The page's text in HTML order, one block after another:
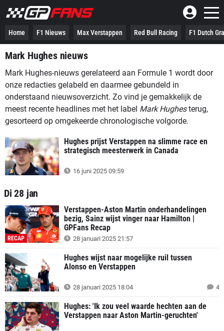
Home F1 Nieuws Max Verstappen Red Bull Racing F1 Dutch
Mark Hughes nieuws
Mark Hughes-nieuws gerelateerd aan Formule 1 wordt door
onze redacties gelabeld en daarmee gebundeld in
onderstaand nieuwsoverzicht. Zo vind je gemakkelijk de
meest recente headlines met het label Mark Hughesterug,
gesorteerd op omgekeerde chronologische volgorde.
Hughes prijst Verstappen na slimme race en
strategisch meesterwerk in Canada
16 juni 2025 09:59
Di 28 jan
RECAP
Verstappen-Aston Martin onderhandelingen
bezig, Sainz wijst vinger naar Hamilton |
GPFans Recap
28 januari 2025 21:57
Hughes wijst naar mogelijke ruil tussen
Alonso en Verstappen
28 januari 2025 18:04 4
Hughes: 'Ik zou veel waarde hechten aan de
Verstappen naar Aston Martin-geruchten'